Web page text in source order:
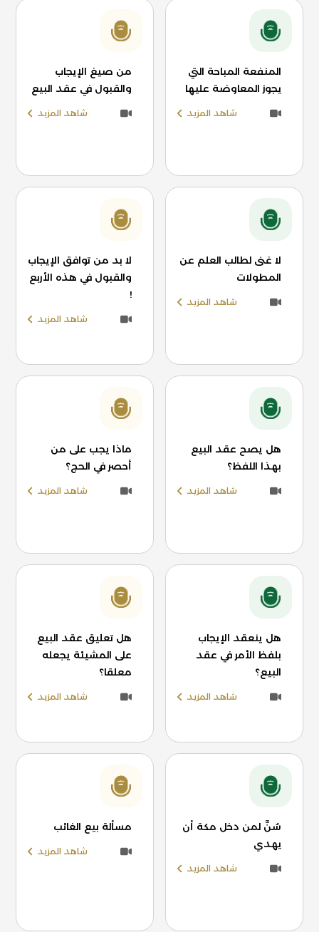
المنفعة المباحة التي
يجوز المعاوضة عليها
شاهد المزيد
من صيغ الإيجاب
والقبول في عقد البيع
شاهد المزيد
لا غنى لطالب العلم عن
المطولات
شاهد المزيد
لا بد من توافق الإيجاب
والقبول في هذه الأربع
!
شاهد المزيد
هل يصح عقد البيع
بهذا اللفظ؟
شاهد المزيد
ماذا يجب على من
أحصر في الحج؟
شاهد المزيد
هل ينعقد الإيجاب
بلفظ الأمر في عقد
البيع؟
شاهد المزيد
هل تعليق عقد البيع
على المشيئة يجعله
معلقا؟
شاهد المزيد
سُنَّ لمن دخل مكة أن
يهدي
شاهد المزيد
مسألة بيع الغائب
شاهد المزيد